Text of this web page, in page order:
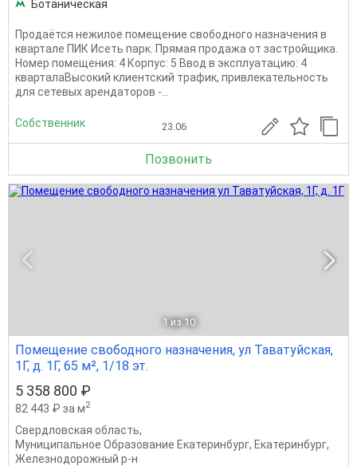
Ботаническая
Продаётся нежилое помещение свободного назначения в
квартале ПИК Исеть парк. Прямая продажа от застройщика.
Номер помещения: 4 Корпус: 5 Ввод в эксплуатацию: 4
кварталаВысокий клиентский трафик, привлекательность
для сетевых арендаторов -...
Собственник 23.06
Позвонить
1 из 10
Помещение свободного назначения, ул Таватуйская,
1Г, д. 1Г, 65 м², 1/18 эт.
5 358 800 ₽
82 443 ₽ за м2
Свердловская область,
Муниципальное Образование Екатеринбург, Екатеринбург,
Железнодорожный р-н